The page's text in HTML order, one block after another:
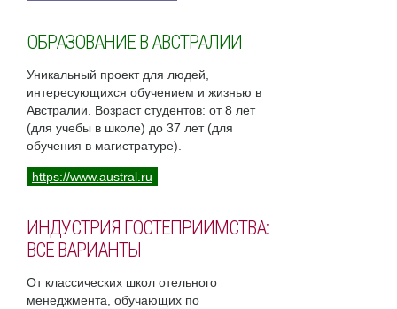
ОБРАЗОВАНИЕ В АВСТРАЛИИ
Уникальный проект для людей,
интересующихся обучением и жизнью в
Австралии. Возраст студентов: от 8 лет
(для учебы в школе) до 37 лет (для
обучения в магистратуре).
https://www.austral.ru
ИНДУСТРИЯ ГОСТЕПРИИМСТВА:
ВСЕ ВАРИАНТЫ
От классических школ отельного
менеджмента, обучающих по